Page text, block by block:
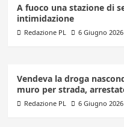
A fuoco una stazione di
intimidazione
Redazione PL 6 Giugno 2026
Vendeva la droga
muro per strada,
Redazione PL 6 Giugno 2026